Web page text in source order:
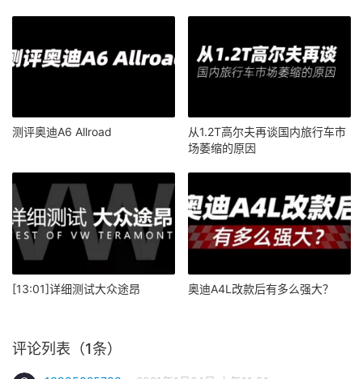
测评奥迪A6 Allroad
从1.2T高尔夫再谈国内旅行车市
场萎缩的原因
[13:01]详细测试大众途昂 奥迪A4L改款后有多么强大？
评论列表（1条）